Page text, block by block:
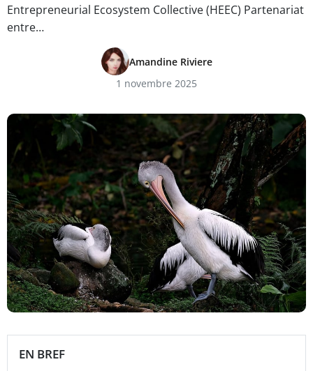
Entrepreneurial Ecosystem Collective (HEEC) Partenariat
entre…
Amandine Riviere
1 novembre 2025
EN BREF